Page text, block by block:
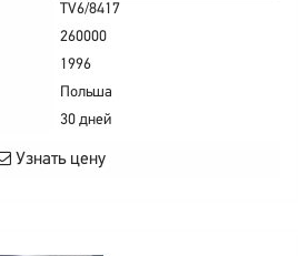
TV6/8417
260000
1996
Польша
30 дней
Узнать цену